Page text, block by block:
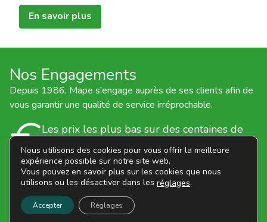
En savoir plus
Nos Engagements
Depuis 1986, Mape s'engage auprès de ses clients afin de
vous garantir une qualité de service irréprochable.
Les prix les plus bas sur des centaines de
références
Délais de livraison rapides assurés par des
transporteurs de confiance
Disponibles à tout moment par téléphone
ou par courriel
Nous utilisons des cookies pour vous offrir la meilleure
expérience possible sur notre site web.
Vous pouvez en savoir plus sur les cookies que nous
utilisons ou les désactiver dans les réglages.
Accepter Réglages